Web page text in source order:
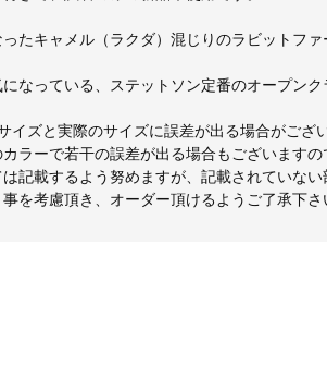
たキャメル（ラクダ）混じりのラビットファ
なっている、ステットソン定番のオープンク
ズと実際のサイズに誤差が出る場合がござ
ラーで若干の誤差が出る場合もございますの
記載するよう努めますが、記載されていな
を考慮頂き、オーダー頂けるようご了承下さ